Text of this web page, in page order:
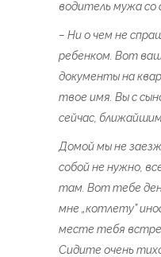
водитель мужа со
– Ни о чем не
ребенком. Вот
документы на
твое имя. Вы с
сейчас,
Домой мы не
собой не нужно,
там. Вот тебе
мне „котлету”
месте тебя
Сидите очень